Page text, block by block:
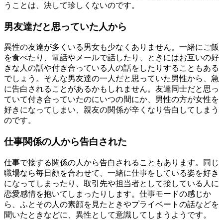
うことは、決して珍しくないのです。
男友達だと思っていた人から
異性の友達が多くいる男女も少なくありません。一緒にご飯
を食べたり、電話やメールで話したり、ときにはお互いの好
きな人の話や付き合っている人の話をしたりすることもある
でしょう。そんな男友達の一人だと思っていた男性から、急
に告白されることがあるかもしれません。友達同士だと思っ
ていて付き合っていたのにいつの間にか、男性の方が女性を
好きになってしまい、親友の関係が辛くなり告白してしまう
のです。
仕事関係の人から告白された
仕事で接する関係の人から告白されることもあります。同じ
職場なら毎日顔を合わせて、一緒に仕事をしている姿を好き
になってしまったり、取引先や担当者として接している人に
恋愛感情を抱いてしまったりします。仕事モードの感じか
ら、ふとその人の素顔を見たときやプライベートの話などを
聞いたときなどに、異性として意識してしまうようです。